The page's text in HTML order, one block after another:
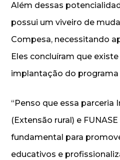
Além dessas
possui um viveiro de
Compesa, necessitando
Eles concluíram que
implantação do programa
“Penso que essa parceria
(Extensão rural) e
fundamental para
educativos e